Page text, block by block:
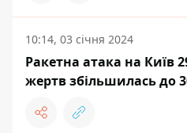
10:14, 03 січня 2024
Ракетна атака на Київ
жертв збільшилась до